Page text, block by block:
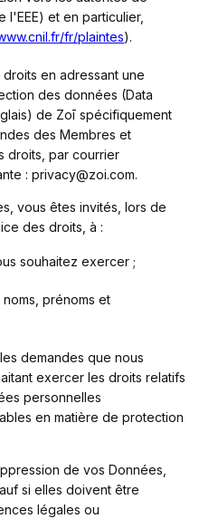
et en particulier,
fr/plaintes).
en adressant une
des données (Data
de Zoī spécifiquement
des Membres et
droits, par courrier
: privacy@zoi.com.
vous êtes invités, lors de
des droits, à :
souhaitez exercer ;
prénoms et
demandes que nous
exercer les droits relatifs
personnelles
en matière de protection
de vos Données,
si elles doivent être
légales ou